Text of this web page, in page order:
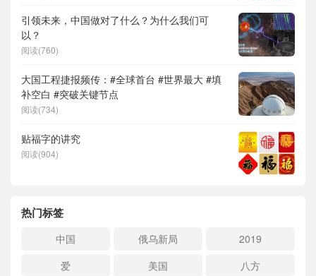
引领未来，中国做对了什么？为什么我们可
以？
阅读(760)
大国工程捷报频传：#全球首台 #世界最大 #填
补空白 #突破关键节点
阅读(734)
贴福字的讲究
阅读(904)
热门标签
中国 俄乌新局
2019
爱
美国
八方